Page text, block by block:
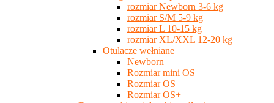
rozmiar Newborn 3-6 kg
rozmiar S/M 5-9 kg
rozmiar L 10-15 kg
rozmiar XL/XXL 12-20 kg
Otulacze wełniane
Newborn
Rozmiar mini OS
Rozmiar OS
Rozmiar OS+